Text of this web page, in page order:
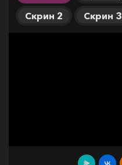
Скрин 2
Скрин 3